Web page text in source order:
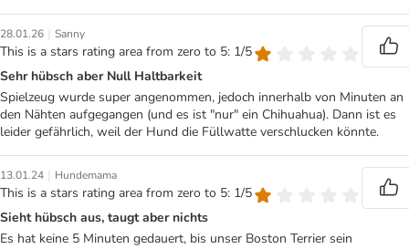
28.01.26 | Sanny
This is a stars rating area from zero to 5: 1/5
Sehr hübsch aber Null Haltbarkeit
Spielzeug wurde super angenommen, jedoch innerhalb von Minuten an
den Nähten aufgegangen (und es ist "nur" ein Chihuahua). Dann ist es
leider gefährlich, weil der Hund die Füllwatte verschlucken könnte.
13.01.24 | Hundemama
This is a stars rating area from zero to 5: 1/5
Sieht hübsch aus, taugt aber nichts
Es hat keine 5 Minuten gedauert, bis unser Boston Terrier sein